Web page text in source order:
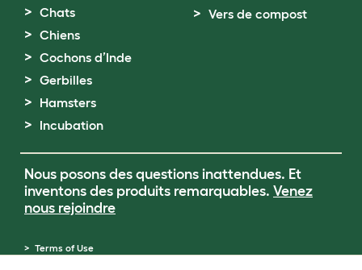
Chats
Chiens
Cochons d’Inde
Gerbilles
Hamsters
Incubation
Vers de compost
Nous posons des questions inattendues. Et
inventons des produits remarquables. Venez
nous rejoindre
Terms of Use